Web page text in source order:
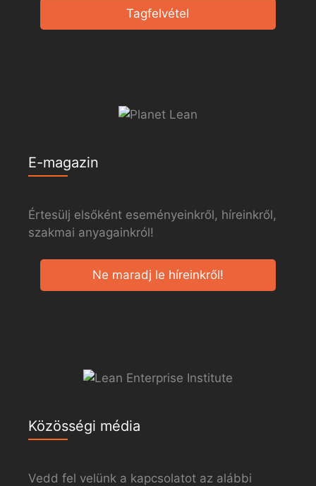
Tagfelvétel
E-magazin
Értesülj elsőként eseményeinkről, híreinkről,
szakmai anyagainkról!
Ne maradj le híreinkről!
Közösségi média
Vedd fel velünk a kapcsolatot az alábbi